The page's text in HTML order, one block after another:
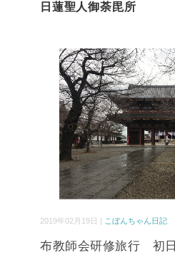
日蓮聖人御荼毘所
2019年02月19日 | こぼんちゃん日記
布教師会研修旅行 初日